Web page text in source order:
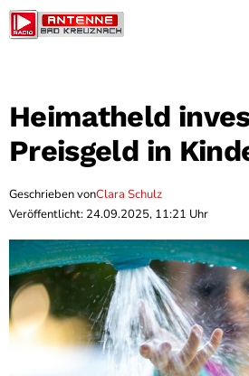
Heimatheld
Preisgeld in
Geschrieben vonClara Schulz
Veröffentlicht: 24.09.2025, 11:21 Uhr